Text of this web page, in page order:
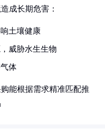
成长期危害：
土壤健康
威胁水生生物
体
能根据需求精准匹配推